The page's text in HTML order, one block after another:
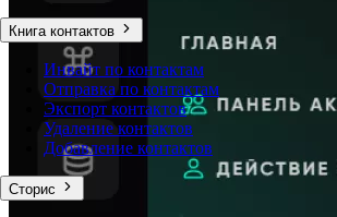
Книга контактов
Инвайт по контактам
Отправка по контактам
Экспорт контактов
Удаление контактов
Добавление контактов
Сторис